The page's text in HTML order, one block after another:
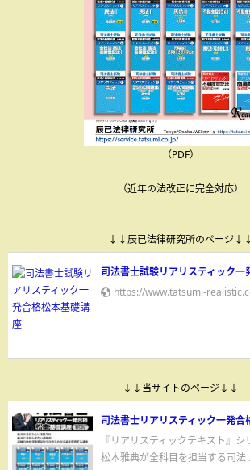
（PDF）
（近年の法改正に完全対応）
↓↓辰已法律研究所のページ↓↓
司法書士試験リアリスティック一
https://www.tatsumi-
↓↓当サイトのページ↓↓
司法書士リアリスティック一発合
『リアリスティックテキスト』
松本雅典が全科目を担当する司法